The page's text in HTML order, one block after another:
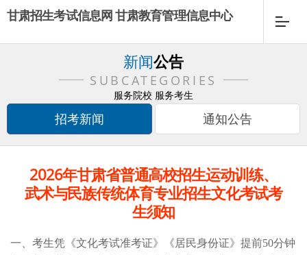
甘肃招生考试信息网 甘肃教育管理信息中心
新闻公告
SUBCATEGORIES
服务院校 服务考生
招考新闻 通知公告
2026年甘肃省普通高校招生运动训练、
武术与民族传统体育专业招生文化考试考
生须知
一、考生凭《文化考试准考证》《居民身份证》提前50分钟